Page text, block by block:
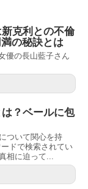
克利との不倫
の秘訣とは
優の長山藍子さん
？ベールに包
ついて関心を持
ドで検索されてい
相に迫って...